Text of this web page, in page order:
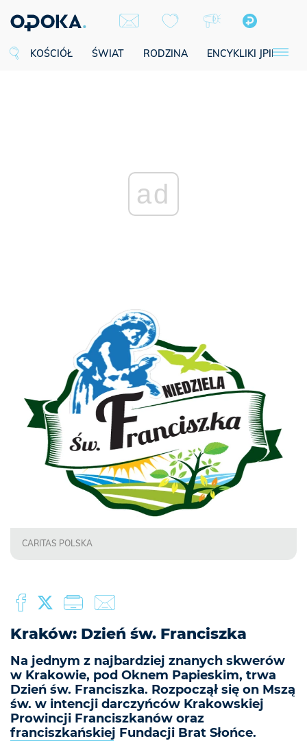
KOŚCIÓŁ ŚWIAT RODZINA ENCYKLIKI JPII
ad
CARITAS POLSKA
Kraków: Dzień św. Franciszka
Na jednym z najbardziej znanych skwerów
w Krakowie, pod Oknem Papieskim, trwa
Dzień św. Franciszka. Rozpoczął się on Mszą
św. w intencji darczyńców Krakowskiej
Prowincji Franciszkanów oraz
franciszkańskiej Fundacji Brat Słońce.